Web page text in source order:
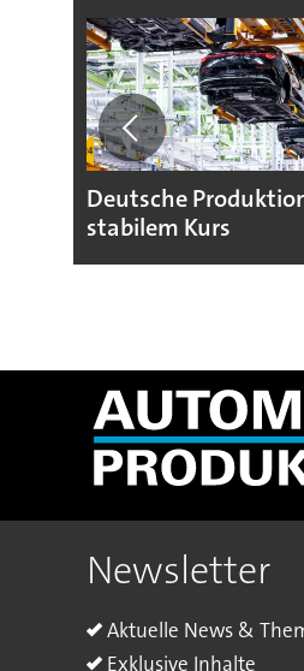
Deutsche
stabilem Kurs
Newsletter
Aktuelle News &
Exklusive Inhalte